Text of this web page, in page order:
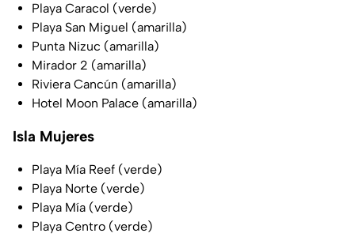
Playa Caracol (verde)
Playa San Miguel (amarilla)
Punta Nizuc (amarilla)
Mirador 2 (amarilla)
Riviera Cancún (amarilla)
Hotel Moon Palace (amarilla)
Isla Mujeres
Playa Mía Reef (verde)
Playa Norte (verde)
Playa Mía (verde)
Playa Centro (verde)